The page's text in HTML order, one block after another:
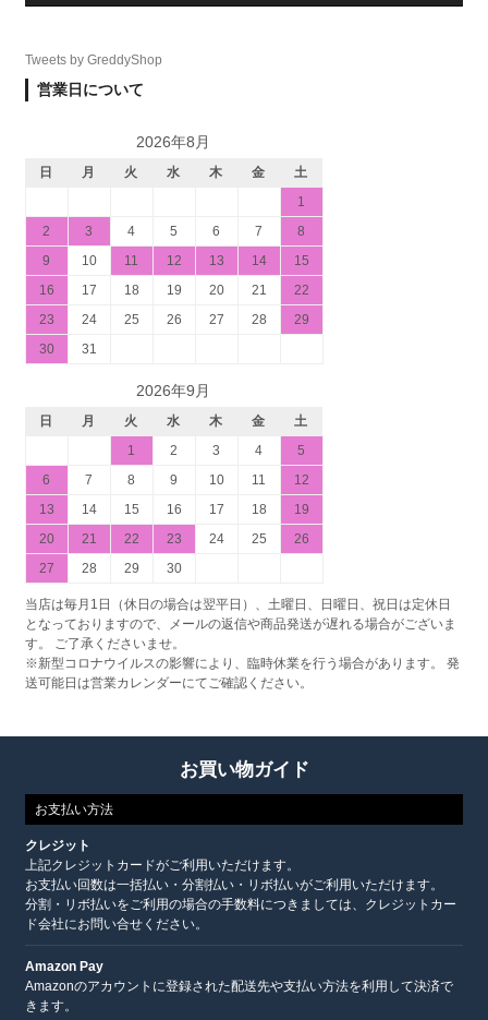
Tweets by GreddyShop
営業日について
2026年8月
日 月 火 水 木 金
土
1
2
3 4 5 6 7
8
9
10 11 12 13 14
15
16
17 18 19 20 21
22
23
24 25 26 27 28
29
30
31
2026年9月
日 月 火 水 木 金
土
1
2 3 4
5
6
7 8 9 10 11
12
13
14 15 16 17 18
19
20
21 22 23 24 25
26
27
28 29 30
当店は毎月1日（休日の場合は翌平日）、土曜日、日曜日、祝日は定休日
となっておりますので、メールの返信や商品発送が遅れる場合がございま
す。 ご了承くださいませ。
※新型コロナウイルスの影響により、臨時休業を行う場合があります。 発
送可能日は営業カレンダーにてご確認ください。
お買い物ガイド
お支払い方法
クレジット
上記クレジットカードがご利用いただけます。
お支払い回数は一括払い・分割払い・リボ払いがご利用いただけます。
分割・リボ払いをご利用の場合の手数料につきましては、クレジットカー
ド会社にお問い合せください。
Amazon Pay
Amazonのアカウントに登録された配送先や支払い方法を利用して決済で
きます。